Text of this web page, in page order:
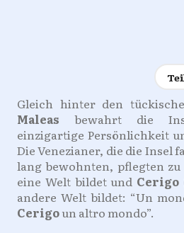
Gleich hinter den
Maleas bewahrt die
einzigartige Persönlichkeit
Die Venezianer, die die Insel
lang bewohnten, pflegten zu
eine Welt bildet und Cerigo
andere Welt bildet: “Un
Cerigoun altro mondo”.